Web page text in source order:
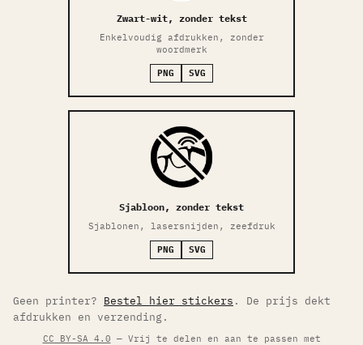
Zwart-wit, zonder tekst
Enkelvoudig afdrukken, zonder
woordmerk
PNG SVG
Sjabloon, zonder tekst
Sjablonen, lasersnijden, zeefdruk
PNG SVG
Geen printer? Bestel hier stickers . De prijs dekt
afdrukken en verzending.
CC BY-SA 4.0 — Vrij te delen en aan te passen met